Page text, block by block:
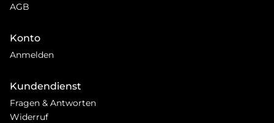
AGB
Konto
Anmelden
Kundendienst
Fragen & Antworten
Widerruf